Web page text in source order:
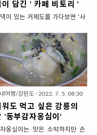
이 지긋한 현지 어르신들 속에서
!! 뻐얼~~쭘 했지만 감탄하며
연의 맛이란 이런 것! 평창 '정가
메밀막국수' 메밀이 유명한 평
에는 막국수 집이 꽤 많습니다. 그
맛집 중에 숙소 가는 길에 있는
'정가게 순메밀 막국수'를 선택했
요. 진부IC근처에 위..
이 담긴 ' 카페 비토리 '
이 있는 거제도를 가다보면 '사
고향이기도 해서 종종 들르기도
는데요. 거제도 내려가는 날, 사천
서 모임이 있으셨던 어머님도 모
갈겸 바다도 볼겸 들렸습니다.
에서 안쪽으로 들어가면 삼천
가 나오는데요. 푸른 바다와 섬이
수 있습니다. 특히 낙조가 아름다
곳인데요. 사천 여행을 가셨다면
동 카페 거리에서 일몰이 펼쳐
여행/강원도 · 2022. 7. 5. 08:30
워도 먹고 싶은 강릉의
'동부감자옹심이'
옹심이는 맛은 소박하지만 손